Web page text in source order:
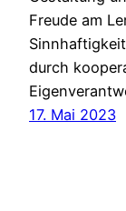
Freude am
durch
17. Mai 2023